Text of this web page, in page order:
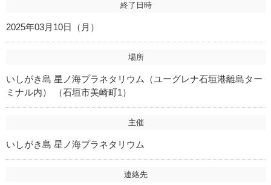
終了日時
2025年03月10日（月）
場所
いしがき島 星ノ海プラネタリウム（ユーグレナ石垣港離島ター
ミナル内） （石垣市美崎町1）
主催
いしがき島 星ノ海プラネタリウム
連絡先